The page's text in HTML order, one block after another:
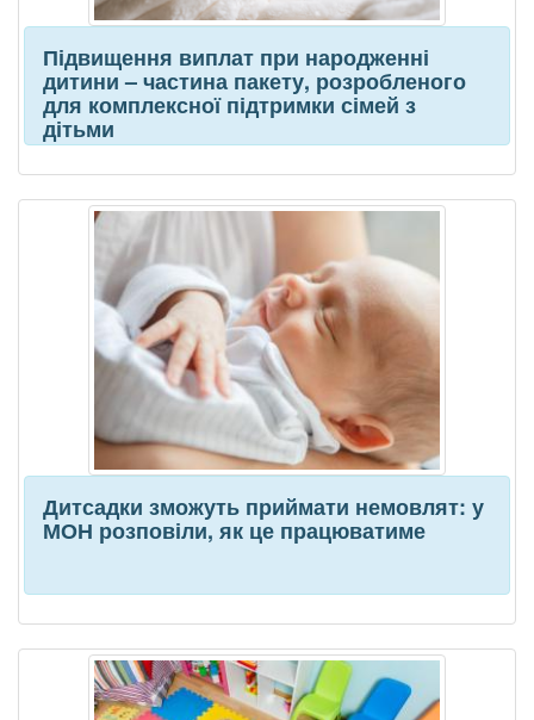
Підвищення виплат при народженні
дитини – частина пакету, розробленого
для комплексної підтримки сімей з
дітьми
Дитсадки зможуть приймати немовлят: у
МОН розповіли, як це працюватиме